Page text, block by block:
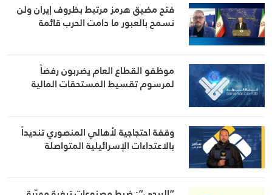
فتح مضيق هرمز مرتبط بظروف إيران ولن
نسمح بالعبور ما دامت الحرب قائمة
موظفو القطاع العام يضربون رفضاً
لمرسوم تقسيط المستحقات المالية
وقفة احتجاجية لأهالي المنصوري تنديداً
بالاعتداءات الإسرائيلية المتواصلة